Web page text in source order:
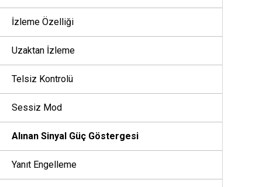
İzleme Özelliği
Uzaktan İzleme
Telsiz Kontrolü
Sessiz Mod
Alınan Sinyal Güç Göstergesi
Yanıt Engelleme